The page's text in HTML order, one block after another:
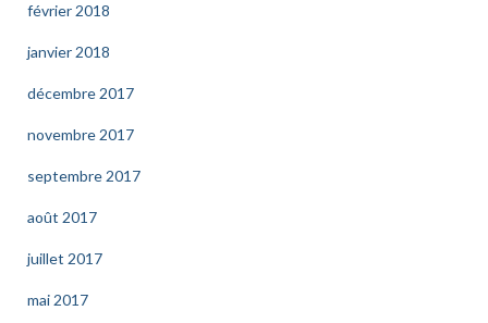
février 2018
janvier 2018
décembre 2017
novembre 2017
septembre 2017
août 2017
juillet 2017
mai 2017